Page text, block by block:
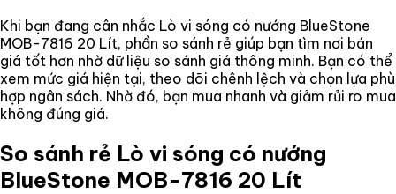
Khi bạn đang cân nhắc Lò vi sóng có nướng BlueStone
MOB-7816 20 Lít, phần so sánh rẻ giúp bạn tìm nơi bán
giá tốt hơn nhờ dữ liệu so sánh giá thông minh. Bạn có thể
xem mức giá hiện tại, theo dõi chênh lệch và chọn lựa phù
hợp ngân sách. Nhờ đó, bạn mua nhanh và giảm rủi ro mua
không đúng giá.
So sánh rẻ Lò vi sóng có nướng
BlueStone MOB-7816 20 Lít